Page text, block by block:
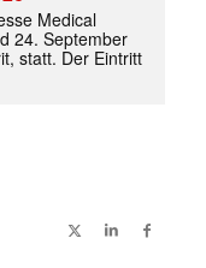
Medical
24. September
statt. Der Eintritt